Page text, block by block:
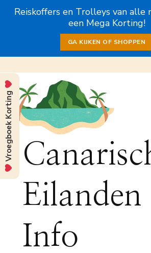
Reiskoffers en Trolleys van alle
een Mega Korting!
GA KIJKEN OF SHOPPEN
Eilanden
Info
Vroegboek Korting